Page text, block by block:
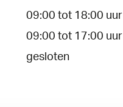
09:00 tot 18:00 uur
09:00 tot 17:00 uur
gesloten